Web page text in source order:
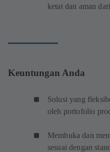
ketat dan aman
Keuntungan Anda
Solusi yang
oleh portofolio
Membuka dan
sesuai dengan